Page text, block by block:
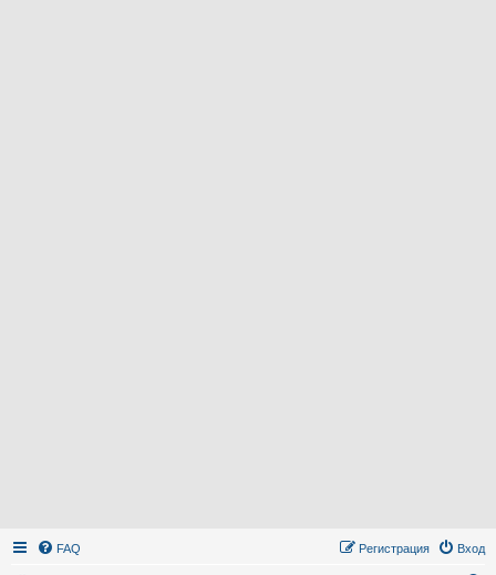
FAQ Вход
Регистрация